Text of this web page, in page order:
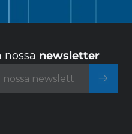
nossa newsletter